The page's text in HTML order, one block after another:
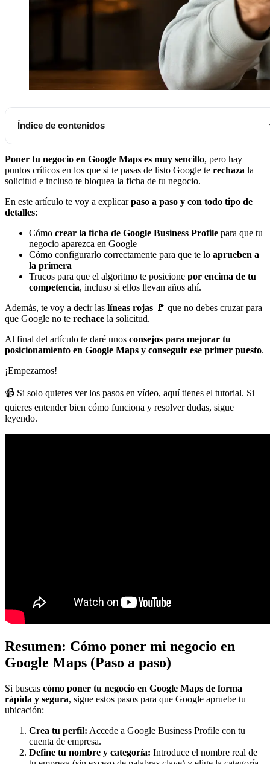
Índice de contenidos
Paso 1: Cómo elegir un nombre que Google no bloquee en 24 horas
Paso 2: Selección del tipo de negocio
Paso 3: La Categoría Principal
Paso 4: Ubicación y Área de Servicio (El truco de la consistencia NAP)
Paso 5: Contacto y Web
Paso 6: Verificación 2026 y cómo superar el “Vídeo de Empresa”
Paso 7: Añadir tus servicios y horario comercial
algoritmos)
Paso 10: Últimos ajustes
Poner tu negocio en Google Maps es muy sencillo, pero hay
puntos críticos en los que si te pasas de listo Google te rechaza la
solicitud e incluso te bloquea la ficha de tu negocio.
En este artículo te voy a explicarpaso a paso y con todo tipo de
detalles:
Cómo crear la ficha de Google Business Profile para que tu
negocio aparezca en Google
Cómo configurarlo correctamente para que te lo aprueben a
la primera
Trucos para que el algoritmo te posicione por encima de tu
competencia, incluso si ellos llevan años ahí.
Además, te voy a decir las líneas rojas 🚩 que no debes cruzar para
que Google no te rechace la solicitud.
Al final del artículo te daré unos consejos para mejorar tu
posicionamiento en Google Maps y conseguir ese primer puesto.
¡Empezamos!
📹 Si solo quieres ver los pasos en vídeo, aquí tienes el tutorial. Si
quieres entender bien cómo funciona y resolver dudas, sigue
leyendo.
Resumen: Cómo poner mi negocio en
Google Maps (Paso a paso)
Si buscas cómo poner tu negocio en Google Maps de forma
rápida y segura, sigue estos pasos para que Google apruebe tu
ubicación:
Crea tu perfil: Accede a Google Business Profile con tu
cuenta de empresa.
Define tu nombre y categoría: Introduce el nombre real de